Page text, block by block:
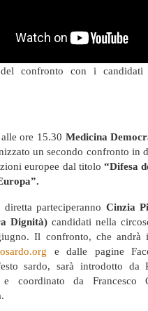
confronto con i candidati
ore 15.30 Medicina
un secondo confronto in
europee dal titolo“Difesa
parteciperanno Cinzia
Dignità) candidati nella
Il confronto, che andrà
e dalle pagine
sardo, sarà introdotto da
e coordinato da Francesco